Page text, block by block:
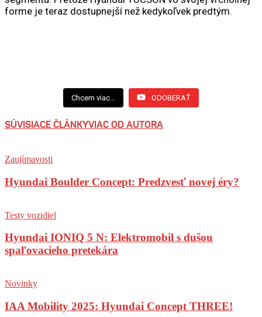
forme je teraz dostupnejší než kedykoľvek predtým.
Chcem viac... ODOBERAŤ
SÚVISIACE ČLÁNKYVIAC OD AUTORA
Zaujímavosti
Hyundai Boulder Concept: Predzvesť novej éry?
Testy vozidiel
Hyundai IONIQ 5 N: Elektromobil s dušou
spaľovacieho pretekára
Novinky
IAA Mobility 2025: Hyundai Concept THREE!